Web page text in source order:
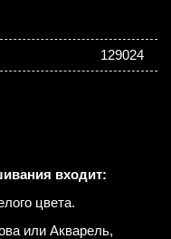
129024
входит:
цвета.
или Акварель,